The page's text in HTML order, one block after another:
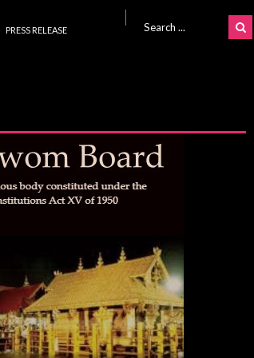
PRESS RELEASE